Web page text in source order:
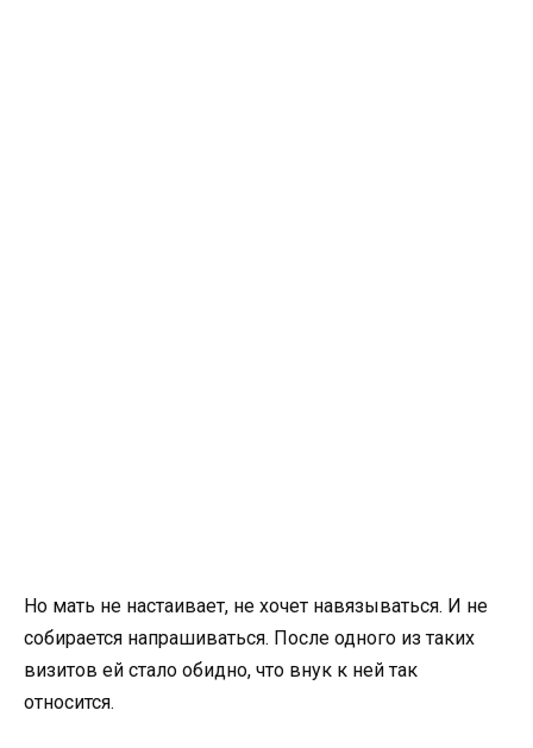
Но мать не настаивает, не хочет навязываться. И не
собирается напрашиваться. После одного из таких
визитов ей стало обидно, что внук к ней так
относится.